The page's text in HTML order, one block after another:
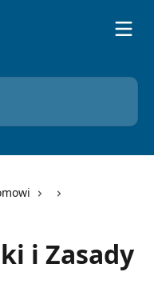
i Zasady